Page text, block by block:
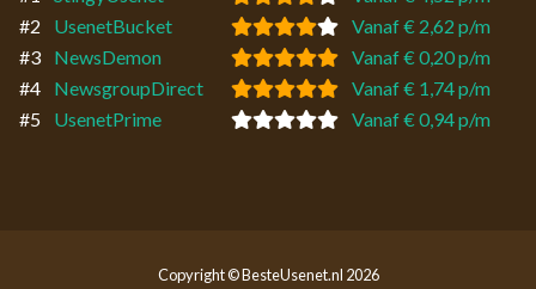
#2
UsenetBucket
Vanaf € 2,62 p/m
#3
NewsDemon
Vanaf € 0,20 p/m
#4
NewsgroupDirect
Vanaf € 1,74 p/m
#5
UsenetPrime Vanaf € 0,94 p/m
Copyright © BesteUsenet.nl 2026